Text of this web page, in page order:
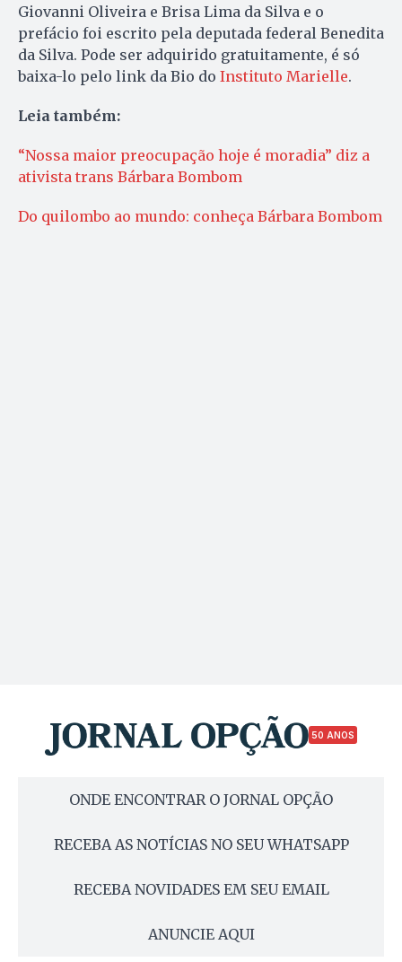
Giovanni Oliveira e Brisa Lima da Silva e o
prefácio foi escrito pela deputada federal Benedita
da Silva. Pode ser adquirido gratuitamente, é só
baixa-lo pelo link da Bio do Instituto Marielle.
Leia também:
“Nossa maior preocupação hoje é moradia” diz a
ativista trans Bárbara Bombom
Do quilombo ao mundo: conheça Bárbara Bombom
50 ANOS
ONDE ENCONTRAR O JORNAL OPÇÃO
RECEBA AS NOTÍCIAS NO SEU WHATSAPP
RECEBA NOVIDADES EM SEU EMAIL
ANUNCIE AQUI